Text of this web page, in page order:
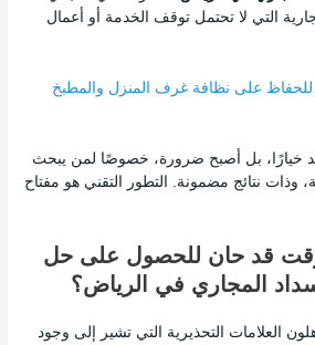
التي لا تحتمل توقف الخدمة أو أعمال
على نظافة غرف المنزل والمطبخ
يعد خيارًا، بل أصبح ضرورة، خصوصًا لمن يبحث
وذات نتائج مضمونة. التطور التقني هو مفتاح
قد حان للحصول على حل
المجاري في الرياض؟
العلامات التحذيرية التي تشير إلى وجود